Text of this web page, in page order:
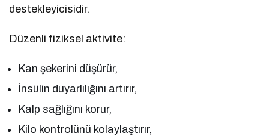
destekleyicisidir.
Düzenli fiziksel aktivite:
Kan şekerini düşürür,
İnsülin duyarlılığını artırır,
Kalp sağlığını korur,
Kilo kontrolünü kolaylaştırır,